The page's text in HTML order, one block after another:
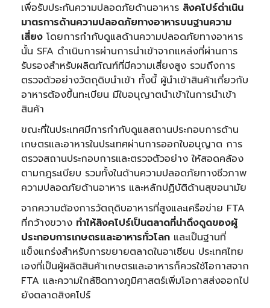
เพื่อรับประกันความปลอดภัยด้านอาหาร สิงคโปร์ดำเนิน
มาตรการด้านความปลอดภัยทางอาหารบนฐานความ
เสี่ยง โดยการกำกับดูแลด้านความปลอดภัยทางอาหาร
นั้น SFA ดำเนินการผ่านการนำเข้าจากแหล่งที่ผ่านการ
รับรองสำหรับผลิตภัณฑ์ที่มีความเสี่ยงสูง รวมถึงการ
ตรวจตัวอย่างวัตถุดิบนำเข้า ทั้งนี้ ผู้นำเข้าสินค้าเกี่ยวกับ
อาหารต้องขึ้นทะเบียน มีใบอนุญาตนำเข้าในการนำเข้า
สินค้า
ขณะที่ในประเทศมีการกำกับดูแลสถานประกอบการด้าน
เกษตรและอาหารในประเทศผ่านการออกใบอนุญาต การ
ตรวจสถานประกอบการและตรวจตัวอย่าง ให้สอดคล้อง
ตามกฎระเบียบ รวมทั้งในด้านความปลอดภัยทางชีวภาพ
ความปลอดภัยด้านอาหาร และหลักปฏิบัติด้านสุขอนามัย
จากความต้องการวัตถุดิบอาหารที่สูงและเครือข่าย FTA
ที่กว้างขวาง ทำให้สิงคโปร์เป็นตลาดที่น่าดึงดูดของผู้
ประกอบการเกษตรและอาหารทั่วโลก และเป็นฐานที่
แข็งแกร่งสำหรับการขยายตลาดในอาเซียน ประเทศไทย
เองที่เป็นผู้ผลิตสินค้าเกษตรและอาหารก็ควรใช้โอกาสจาก
FTA และความใกล้ชิดทางภูมิศาสตร์เพิ่มโอกาสส่งออกไป
ยังตลาดสิงคโปร์